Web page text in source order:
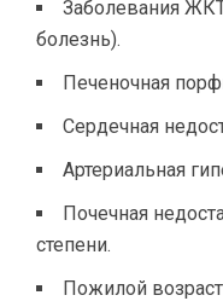
Заболевания
болезнь).
Печеночная
Сердечная
Артериальная
Почечная
степени.
Пожилой